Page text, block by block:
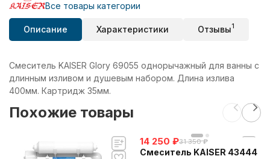
Все товары категории
Описание Характеристики Отзывы1
Смеситель KAISER Glory 69055 однорычажный для ванны с
длинным изливом и душевым набором. Длина излива
400мм. Картридж 35мм.
Похожие товары
14 250 ₽31 350 ₽
Смеситель KAISER 43444